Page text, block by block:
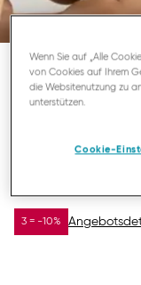
SLOGGI GO CASUAL
3 = -10%
Wenn Sie auf „Alle
von Cookies auf Ihrem
die Websitenutzung zu
unterstützen.
Cookie-